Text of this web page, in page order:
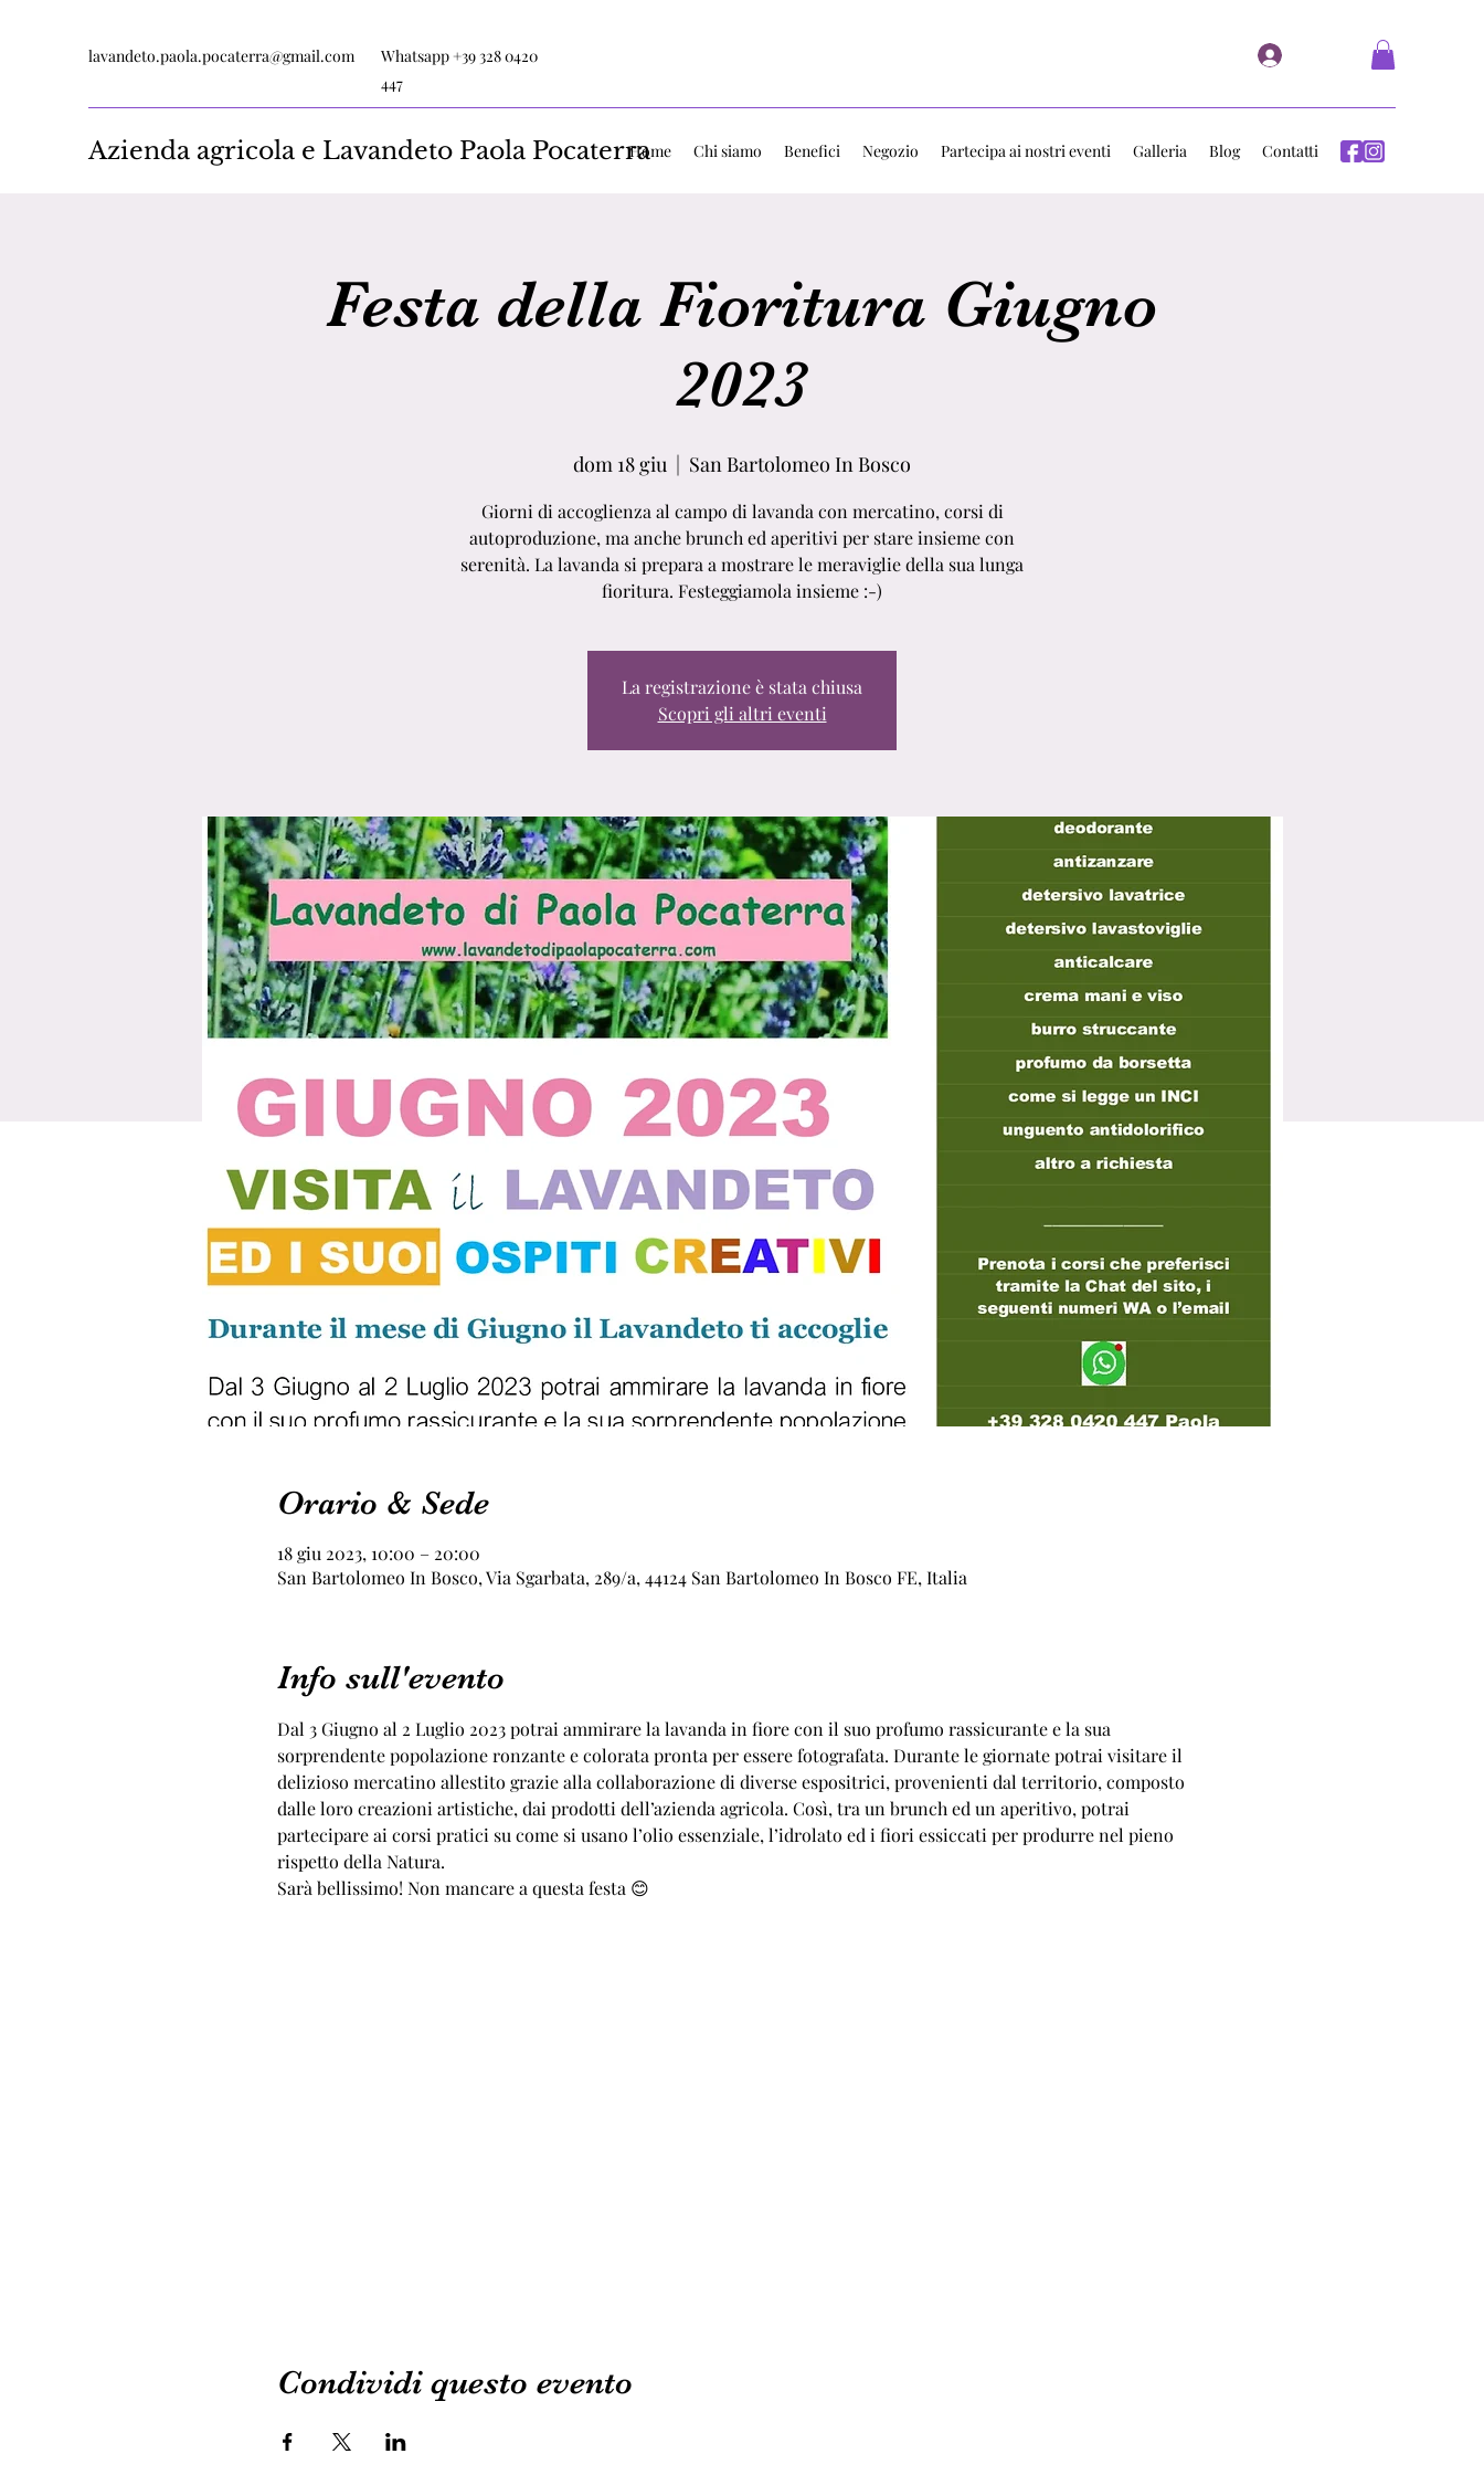
lavandeto.paola.pocaterra@gmail.com
Whatsapp +39 328 0420
447
Azienda agricola e Lavandeto Paola PocaterraHome Chi siamo Benefici Negozio Partecipa ai nostri eventi Galleria Blog Contatti
Festa della Fioritura Giugno
2023
dom 18 giu San Bartolomeo In Bosco
Giorni di accoglienza al campo di lavanda con mercatino, corsi di
autoproduzione, ma anche brunch ed aperitivi per stare insieme con
serenità. La lavanda si prepara a mostrare le meraviglie della sua lunga
fioritura. Festeggiamola insieme :-)
La registrazione è stata chiusa
Scopri gli altri eventi
Orario & Sede
18 giu 2023, 10:00 – 20:00
San Bartolomeo In Bosco, Via Sgarbata, 289/a, 44124 San Bartolomeo In Bosco FE, Italia
Info sull'evento
Dal 3 Giugno al 2 Luglio 2023 potrai ammirare la lavanda in fiore con il suo profumo rassicurante e la sua
sorprendente popolazione ronzante e colorata pronta per essere fotografata. Durante le giornate potrai visitare il
delizioso mercatino allestito grazie alla collaborazione di diverse espositrici, provenienti dal territorio, composto
dalle loro creazioni artistiche, dai prodotti dell’azienda agricola. Così, tra un brunch ed un aperitivo, potrai
partecipare ai corsi pratici su come si usano l’olio essenziale, l’idrolato ed i fiori essiccati per produrre nel pieno
rispetto della Natura.
Sarà bellissimo! Non mancare a questa festa 😊
Condividi questo evento